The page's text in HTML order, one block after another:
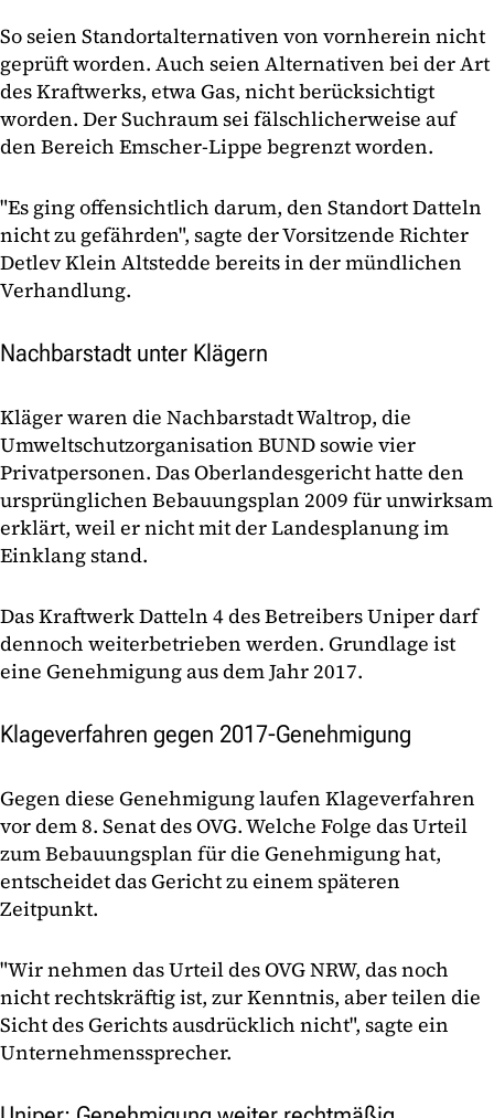
So seien Standortalternativen von vornherein nicht
geprüft worden. Auch seien Alternativen bei der Art
des Kraftwerks, etwa Gas, nicht berücksichtigt
worden. Der Suchraum sei fälschlicherweise auf
den Bereich Emscher-Lippe begrenzt worden.
"Es ging offensichtlich darum, den Standort Datteln
nicht zu gefährden", sagte der Vorsitzende Richter
Detlev Klein Altstedde bereits in der mündlichen
Verhandlung.
Nachbarstadt unter Klägern
Kläger waren die Nachbarstadt Waltrop, die
Umweltschutzorganisation BUND sowie vier
Privatpersonen. Das Oberlandesgericht hatte den
ursprünglichen Bebauungsplan 2009 für unwirksam
erklärt, weil er nicht mit der Landesplanung im
Einklang stand.
Das Kraftwerk Datteln 4 des Betreibers Uniper darf
dennoch weiterbetrieben werden. Grundlage ist
eine Genehmigung aus dem Jahr 2017.
Klageverfahren gegen 2017-Genehmigung
Gegen diese Genehmigung laufen Klageverfahren
vor dem 8. Senat des OVG. Welche Folge das Urteil
zum Bebauungsplan für die Genehmigung hat,
entscheidet das Gericht zu einem späteren
Zeitpunkt.
"Wir nehmen das Urteil des OVG NRW, das noch
nicht rechtskräftig ist, zur Kenntnis, aber teilen die
Sicht des Gerichts ausdrücklich nicht", sagte ein
Unternehmenssprecher.